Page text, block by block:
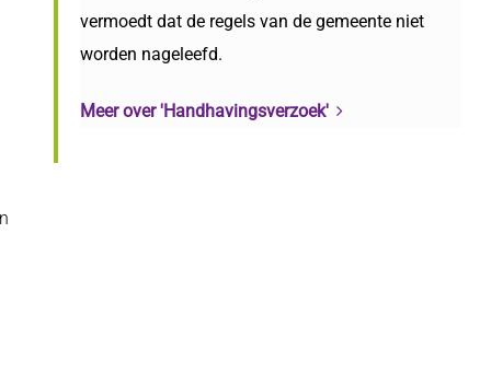
vermoedt dat de regels van de gemeente niet
worden nageleefd.
Meer over 'Handhavingsverzoek'